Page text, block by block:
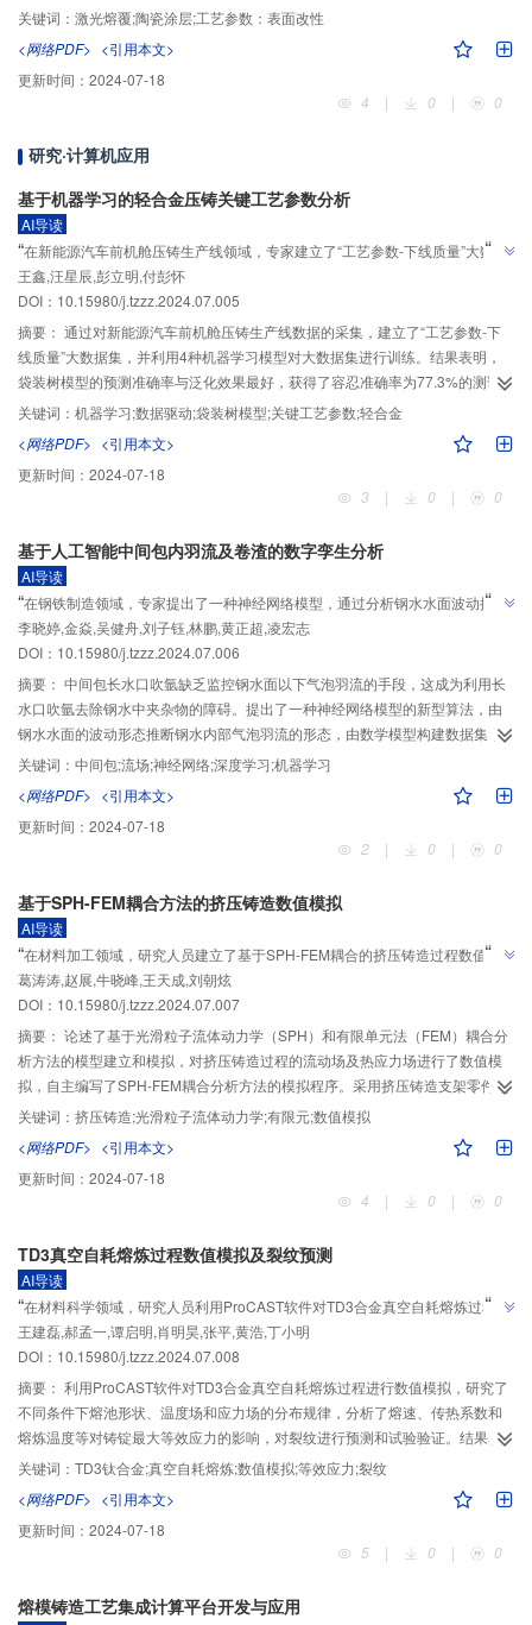
分及宏观形貌、性能的影响，并对激光熔覆金属基陶瓷涂层提出改进措施与展
关键词： 激光熔覆;陶瓷涂层;工艺参数：表面改性
<网络PDF> <引用本文>
更新时间： 2024-07-18
4
| 0 | 0
研究·计算机应用
基于机器学习的轻合金压铸关键工艺参数分析
AI导读
“在新能源汽车前机舱压铸生产线领域，专家建立了“工艺参数-下线质量”大数据
集，并通过机器学习模型优化工艺参数，为压铸工艺控制提供新方案。
”
王鑫,汪星辰,彭立明,付彭怀
DOI：10.15980/j.tzzz.2024.07.005
摘要： 通过对新能源汽车前机舱压铸生产线数据的采集，建立了“工艺参数-下
线质量”大数据集，并利用4种机器学习模型对大数据集进行训练。结果表明，
袋装树模型的预测准确率与泛化效果最好，获得了容忍准确率为77.3%的测试
集预测效果。此外，通过计算15种关键工艺参数的相对重要度与灵敏度，获得
了工艺参数对铸件性能影响程度权重排序，对压铸工艺参数优化与控制具有积
极意义。
关键词： 机器学习;数据驱动;袋装树模型;关键工艺参数;轻合金
<网络PDF> <引用本文>
更新时间： 2024-07-18
3
| 0 | 0
基于人工智能中间包内羽流及卷渣的数字孪生分析
AI导读
“在钢铁制造领域，专家提出了一种神经网络模型，通过分析钢水水面波动推断
内部气泡羽流形态，优化长水口吹氩工艺，提高夹杂物去除率。
”
李晓婷,金焱,吴健舟,刘子钰,林鹏,黄正超,凌宏志
DOI：10.15980/j.tzzz.2024.07.006
摘要： 中间包长水口吹氩缺乏监控钢水面以下气泡羽流的手段，这成为利用长
水口吹氩去除钢水中夹杂物的障碍。提出了一种神经网络模型的新型算法，由
钢水水面的波动形态推断钢水内部气泡羽流的形态，由数学模型构建数据集，
经2 000个数据集学习后，推断精度达到0.998。建立了水模型验证该算法，并
利用该算法将水模型和数学模型相结合，优化了长水口吹氩工艺，使夹杂物去
除率提高同时防止了卷渣现象的发生。
关键词： 中间包;流场;神经网络;深度学习;机器学习
<网络PDF> <引用本文>
更新时间： 2024-07-18
2
| 0 | 0
基于SPH-FEM耦合方法的挤压铸造数值模拟
AI导读
“在材料加工领域，研究人员建立了基于SPH-FEM耦合的挤压铸造过程数值模
拟程序，为铸造工艺优化提供解决方案。
”
葛涛涛,赵展,牛晓峰,王天成,刘朝炫
DOI：10.15980/j.tzzz.2024.07.007
摘要： 论述了基于光滑粒子流体动力学（SPH）和有限单元法（FEM）耦合分
析方法的模型建立和模拟，对挤压铸造过程的流动场及热应力场进行了数值模
拟，自主编写了SPH-FEM耦合分析方法的模拟程序。采用挤压铸造支架零件进
行了模拟验证，并将SPH充型过程模拟结果与通用商业化软件模拟结果进行了
对比分析，发现模拟结果基本一致。分析了FEM凝固过程温度场、应力场模拟
结果，发现在支架零件侧面薄壁处冷却速度最快，有效应力值最大。研究表
明，开发的基于SPH-FEM耦合的挤压铸造过程数值模拟程序，模拟结果准确，
关键词： 挤压铸造;光滑粒子流体动力学;有限元;数值模拟
<网络PDF> <引用本文>
更新时间： 2024-07-18
4
| 0 | 0
TD3真空自耗熔炼过程数值模拟及裂纹预测
AI导读
“在材料科学领域，研究人员利用ProCAST软件对TD3合金真空自耗熔炼过程进
行数值模拟，分析了熔速、传热系数和熔炼温度等对铸锭最大等效应力的影
响，为防止裂纹形成提供解决方案。
”
王建磊,郝孟一,谭启明,肖明昊,张平,黄浩,丁小明
DOI：10.15980/j.tzzz.2024.07.008
摘要： 利用ProCAST软件对TD3合金真空自耗熔炼过程进行数值模拟，研究了
不同条件下熔池形状、温度场和应力场的分布规律，分析了熔速、传热系数和
熔炼温度等对铸锭最大等效应力的影响，对裂纹进行预测和试验验证。结果表
明，随熔炼进行，熔池形状由扁平状逐渐转变为漏斗状；TD3整锭温度下降至
773 K以下时，铸锭圆周表面距底部78 mm处，等效应力最大，达到614 MPa，
铸锭外表面处于压缩状态，中心处于拉伸状态，内外应力差较大，易形成裂
纹；降低熔速至4 kg/min以下，降低冷却速度使传热系数≤2 000 W/（m
可以减小气隙宽度，从而改善铸锭产生裂纹缺陷情况。
关键词： TD3钛合金;真空自耗熔炼;数值模拟;等效应力;裂纹
<网络PDF> <引用本文>
更新时间： 2024-07-18
5
| 0 | 0
熔模铸造工艺集成计算平台开发与应用